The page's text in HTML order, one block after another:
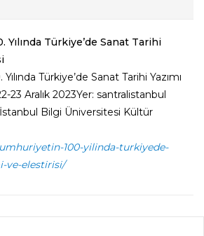
Yılında Türkiye’de Sanat Tarihi
Türkiye’de Sanat Tarihi Yazımı
23 Aralık 2023Yer: santralistanbul
Bilgi Üniversitesi Kültür
100-yilinda-turkiyede-
ve-elestirisi/